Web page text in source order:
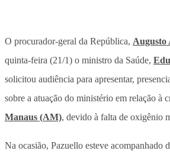
O procurador-geral da República, Augusto
quinta-feira (21/1) o ministro da Saúde,
solicitou audiência para apresentar,
sobre a atuação do ministério em relação à
Manaus (AM), devido à falta de oxigênio
Na ocasião, Pazuello esteve acompanhado